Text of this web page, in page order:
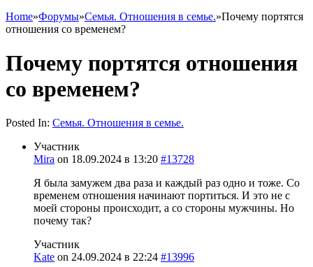
Home»Форумы»Семья. Отношения в семье.»Почему портятся
отношения со временем?
Почему портятся отношения
со временем?
Posted In: Семья. Отношения в семье.
Участник
Mira on 18.09.2024 в 13:20 #13728
Я была замужем два раза и каждый раз одно и тоже. Со
временем отношения начинают портиться. И это не с
моей стороны происходит, а со стороны мужчины. Но
почему так?
Участник
Kate on 24.09.2024 в 22:24 #13996